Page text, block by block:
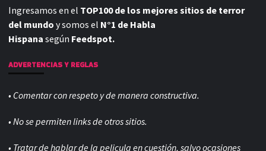
Ingresamos en el TOP100 de los mejores sitios de terror
del mundo y somos el N°1 de Habla
Hispana según Feedspot.
ADVERTENCIAS Y REGLAS
• Comentar con respeto y de manera constructiva.
• No se permiten links de otros sitios.
• Tratar de hablar de la pelicula en cuestión, salvo ocasiones